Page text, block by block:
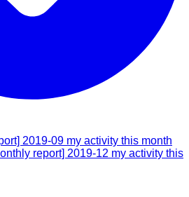
2019-09 my activity this month
report] 2019-12 my activity this